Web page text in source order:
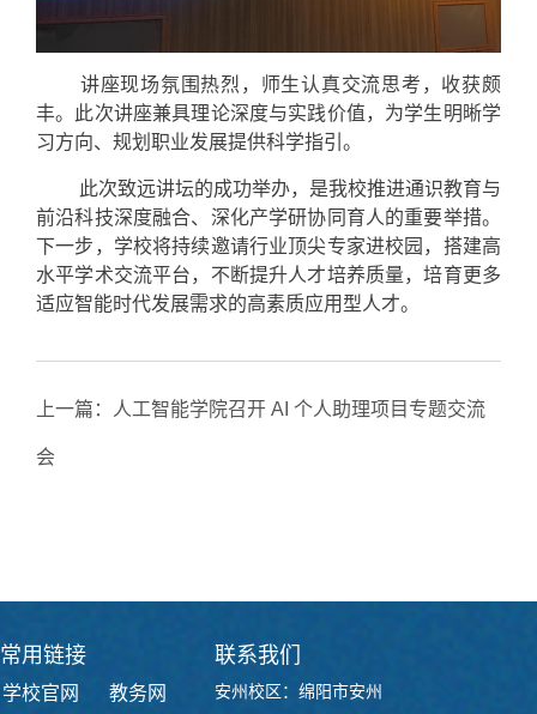
讲座现场氛围热烈，师生认真交流思考，收获颇
丰。此次讲座兼具理论深度与实践价值，为学生明晰学
习方向、规划职业发展提供科学指引。
此次致远讲坛的成功举办，是我校推进通识教育与
前沿科技深度融合、深化产学研协同育人的重要举措。
下一步，学校将持续邀请行业顶尖专家进校园，搭建高
水平学术交流平台，不断提升人才培养质量，培育更多
适应智能时代发展需求的高素质应用型人才。
上一篇： 人工智能学院召开 AI 个人助理项目专题交流
会
常用链接
学校官网 教务网
联系我们
安州校区：绵阳市安州